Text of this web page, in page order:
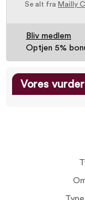
Se alt fra Mailly
Bliv medlem
Optjen 5%
Vores